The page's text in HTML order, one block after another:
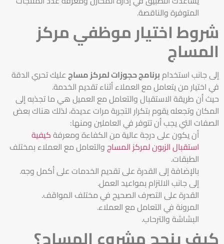
المتوفرة والناقصة.
شروط اختيار موظفي مركز
المساج
إلى جانب استخدامبرنامج حجوزات لمركز مساجعليك تحري الدقة
في اختيار من يتعامل مع العملاء أثناء تقديم الخدمة.
حيث أن طريقة الاستقبال والتعامل مع العميل هي ما تجذبه إلى
المكان وتجعله يقوم بتكرار التجربة مرات عديدة، لذلك هناك بعض
الصفات التي يجب أن تتوفر في العاملين ومنها:
أن يكون على درجة عالية من الكفاءة ومعرفةكيفية
استقبال الزبون لمركز المساجوالتعامل مع العملاء بمختلف
الطبقات.
بالإضافة إلى القدرة على تقديم الخدمات على أكمل وجه.
إلى جانب الالتزام بمواعيد العمل.
القدرة على التصرف الصحيح في مختلف المواقف.
المرونة في التعامل مع العملاء.
البشاشة والترحاب.